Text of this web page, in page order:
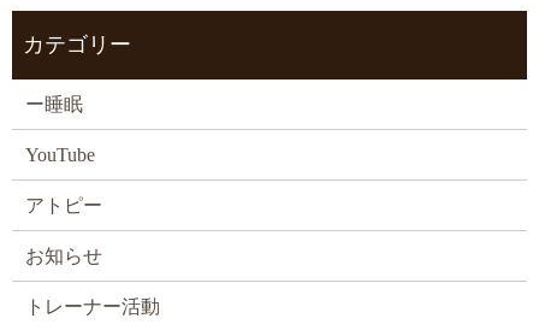
カテゴリー
ー睡眠
YouTube
アトピー
お知らせ
トレーナー活動